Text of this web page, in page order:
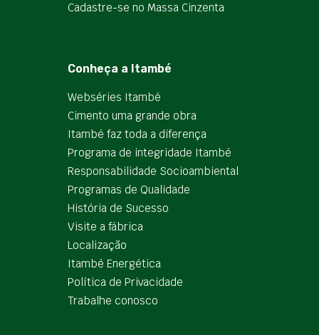
Cadastre-se no Massa Cinzenta
Conheça a Itambé
Webséries Itambé
Cimento uma grande obra
Itambé faz toda a diferença
Programa de integridade Itambé
Responsabilidade Socioambiental
Programas de Qualidade
História de Sucesso
Visite a fábrica
Localização
Itambé Energética
Política de Privacidade
Trabalhe conosco